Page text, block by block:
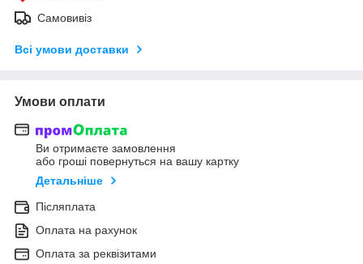
Самовивіз
Всі умови доставки
Умови оплати
Ви отримаєте замовлення
або гроші повернуться на вашу картку
Детальніше
Післяплата
Оплата на рахунок
Оплата за реквізитами